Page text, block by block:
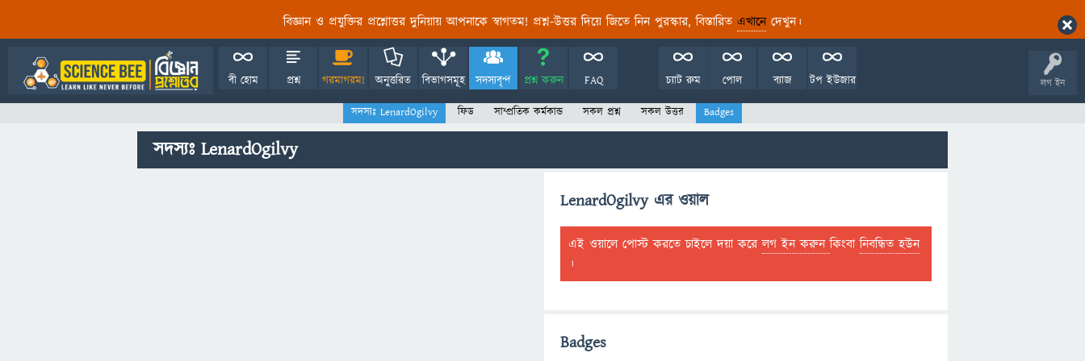
বিজ্ঞান ও প্রযুক্তির প্রশ্নোত্তর দুনিয়ায় আপনাকে স্বাগতম! প্রশ্ন-উত্তর দিয়ে জিতে নিন পুরস্কার, বিস্তারিত এখানেদেখুন।
লগ ইন
বী হোম প্রশ্ন গরমাগরম! অনুত্তরিত বিভাগসমূহ সদস্যবৃন্দ প্রশ্ন করুন FAQ টপ ইউজার
ব্যাজ
পোল
চ্যাট রুম
সদস্যঃ LenardOgilvy ফিড সাম্প্রতিক কর্মকান্ড সকল প্রশ্ন সকল উত্তর Badges
সদস্যঃ LenardOgilvy
LenardOgilvy এর ওয়াল
এই ওয়ালে পোস্ট করতে চাইলে দয়া করেলগ ইন করুনকিংবানিবন্ধিত হউন
।
Badges